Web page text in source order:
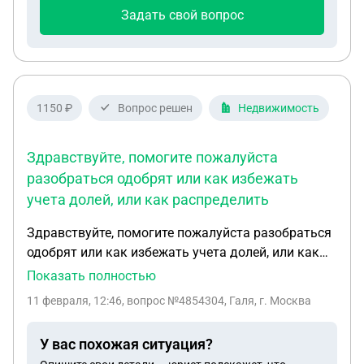
Задать свой вопрос
1150 ₽ Вопрос решен Недвижимость
Здравствуйте, помогите пожалуйста
разобраться одобрят или как избежать
учета долей, или как распределить
Здравствуйте, помогите пожалуйста разобраться
одобрят или как избежать учета долей, или как
распределить Здравствуйте, помогите
избежать учета долей, или как распределить
дом 150 кв там нам надо распределить доли
Показать полностью
11 февраля, 12:46, вопрос №4854304, Галя, г. Москва
У вас похожая ситуация?